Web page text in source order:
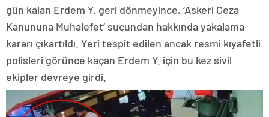
gün kalan Erdem Y. geri dönmeyince, ‘Askeri Ceza
Kanununa Muhalefet’ suçundan hakkında yakalama
kararı çıkartıldı. Yeri tespit edilen ancak resmi kıyafetli
polisleri görünce kaçan Erdem Y. için bu kez sivil
ekipler devreye girdi.